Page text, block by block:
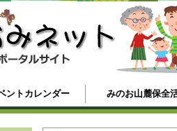
ントカレンダー みのお山麓保全